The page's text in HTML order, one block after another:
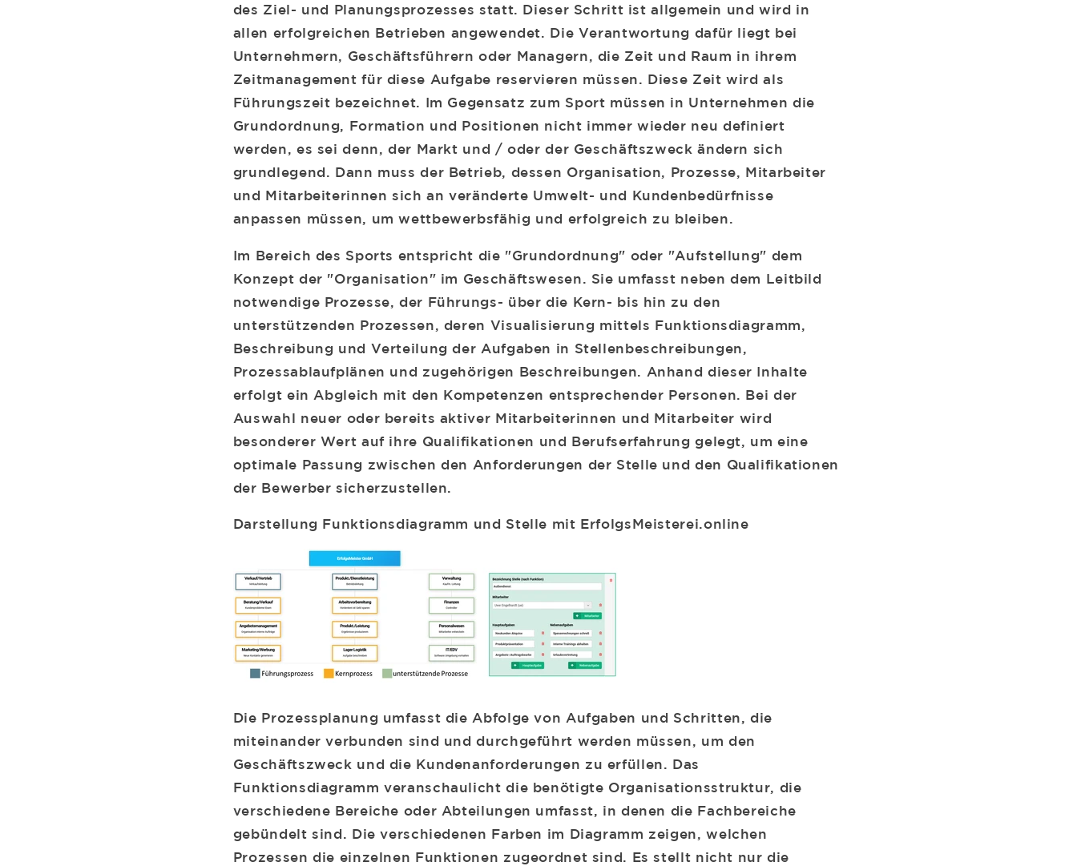
des Ziel- und Planungsprozesses statt. Dieser Schritt ist allgemein und wird in
allen erfolgreichen Betrieben angewendet. Die Verantwortung dafür liegt bei
Unternehmern, Geschäftsführern oder Managern, die Zeit und Raum in ihrem
Zeitmanagement für diese Aufgabe reservieren müssen. Diese Zeit wird als
Führungszeit bezeichnet. Im Gegensatz zum Sport müssen in Unternehmen die
Grundordnung, Formation und Positionen nicht immer wieder neu definiert
werden, es sei denn, der Markt und / oder der Geschäftszweck ändern sich
grundlegend. Dann muss der Betrieb, dessen Organisation, Prozesse, Mitarbeiter
und Mitarbeiterinnen sich an veränderte Umwelt- und Kundenbedürfnisse
anpassen müssen, um wettbewerbsfähig und erfolgreich zu bleiben.
Im Bereich des Sports entspricht die "Grundordnung" oder "Aufstellung" dem
Konzept der "Organisation" im Geschäftswesen. Sie umfasst neben dem Leitbild
notwendige Prozesse, der Führungs- über die Kern- bis hin zu den
unterstützenden Prozessen, deren Visualisierung mittels Funktionsdiagramm,
Beschreibung und Verteilung der Aufgaben in Stellenbeschreibungen,
Prozessablaufplänen und zugehörigen Beschreibungen. Anhand dieser Inhalte
erfolgt ein Abgleich mit den Kompetenzen entsprechender Personen. Bei der
Auswahl neuer oder bereits aktiver Mitarbeiterinnen und Mitarbeiter wird
besonderer Wert auf ihre Qualifikationen und Berufserfahrung gelegt, um eine
optimale Passung zwischen den Anforderungen der Stelle und den Qualifikationen
der Bewerber sicherzustellen.
Darstellung Funktionsdiagramm und Stelle mit ErfolgsMeisterei.online
Die Prozessplanung umfasst die Abfolge von Aufgaben und Schritten, die
miteinander verbunden sind und durchgeführt werden müssen, um den
Geschäftszweck und die Kundenanforderungen zu erfüllen. Das
Funktionsdiagramm veranschaulicht die benötigte Organisationsstruktur, die
verschiedene Bereiche oder Abteilungen umfasst, in denen die Fachbereiche
gebündelt sind. Die verschiedenen Farben im Diagramm zeigen, welchen
Prozessen die einzelnen Funktionen zugeordnet sind. Es stellt nicht nur die